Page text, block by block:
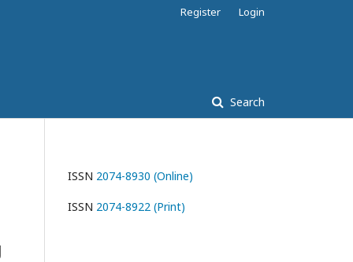
Search
Register Login
ISSN 2074-8930 (Online)
ISSN 2074-8922 (Print)